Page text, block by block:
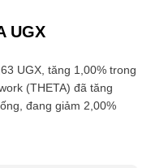
UGX
UGX, tăng 1,00% trong
(THETA) đã tăng
đang giảm 2,00%